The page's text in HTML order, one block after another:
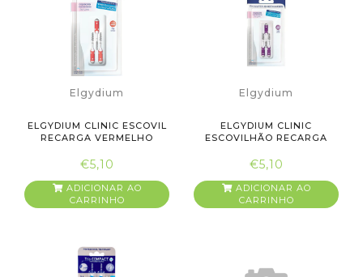
Elgydium
ELGYDIUM CLINIC ESCOVIL
RECARGA VERMELHO
€5,10
ADICIONAR AO
CARRINHO
Elgydium
ELGYDIUM CLINIC
ESCOVILHÃO RECARGA
€5,10
ADICIONAR AO
CARRINHO